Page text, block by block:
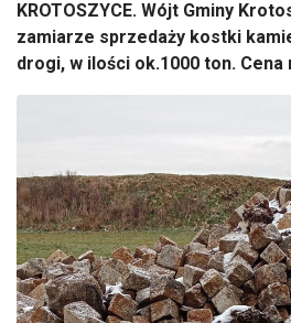
KROTOSZYCE. Wójt Gminy
zamiarze sprzedaży kostki
drogi, w ilości ok.1000 ton. Cena